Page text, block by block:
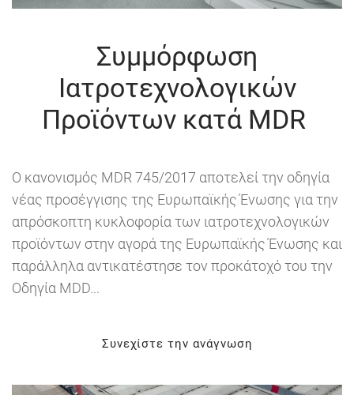
Συμμόρφωση
Ιατροτεχνολογικών
Προϊόντων κατά MDR
Ο κανονισμός MDR 745/2017 αποτελεί την οδηγία
νέας προσέγγισης της Ευρωπαϊκής Ένωσης για την
απρόσκοπτη κυκλοφορία των ιατροτεχνολογικών
προϊόντων στην αγορά της Ευρωπαϊκής Ένωσης και
παράλληλα αντικατέστησε τον προκάτοχό του την
Οδηγία MDD...
Συνεχίστε την ανάγνωση